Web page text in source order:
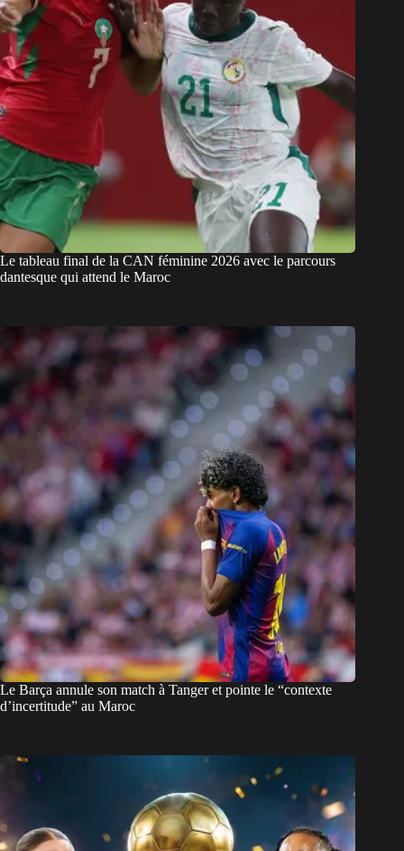
Le tableau final de la CAN féminine 2026 avec le parcours
dantesque qui attend le Maroc
Le Barça annule son match à Tanger et pointe le “contexte
d’incertitude” au Maroc